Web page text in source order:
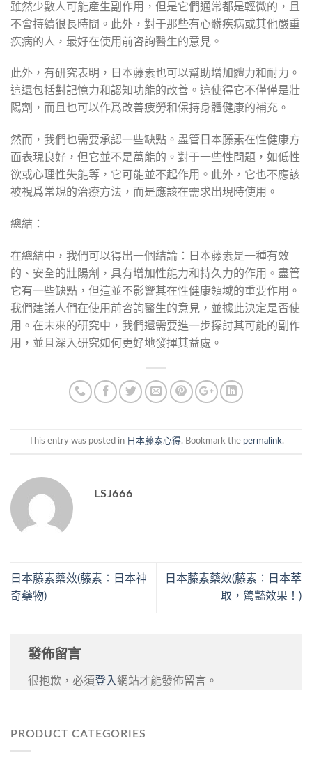
雖然少數人可能産生副作用，但是它們通常都是輕微的，且
不會持續很長時間。此外，對于那些有心髒疾病或其他嚴重
疾病的人，最好在使用前咨詢醫生的意見。
此外，有研究表明，日本藤素也可以幫助增加體力和耐力。
這還包括對記憶力和認知功能的改善。這使得它不僅僅是壯
陽劑，而且也可以作爲改善疲勞和保持身體健康的補充。
然而，我們也需要承認一些缺點。盡管日本藤素在性健康方
面表現良好，但它並不是萬能的。對于一些性問題，如低性
欲或心理性失能等，它可能並不起作用。此外，它也不應該
被視爲常規的治療方法，而是應該在需求出現時使用。
總結：
在總結中，我們可以得出一個結論：日本藤素是一種有效
的、安全的壯陽劑，具有增加性能力和持久力的作用。盡管
它有一些缺點，但這並不影響其在性健康領域的重要作用。
我們建議人們在使用前咨詢醫生的意見，並據此決定是否使
用。在未來的研究中，我們還需要進一步探討其可能的副作
用，並且深入研究如何更好地發揮其益處。
This entry was posted in 日本藤素心得. Bookmark the permalink.
LSJ666
日本藤素藥效(藤素：日本神
奇藥物)
日本藤素藥效(藤素：日本萃
取，驚豔效果！)
發佈留言
很抱歉，必須登入網站才能發佈留言。
PRODUCT CATEGORIES